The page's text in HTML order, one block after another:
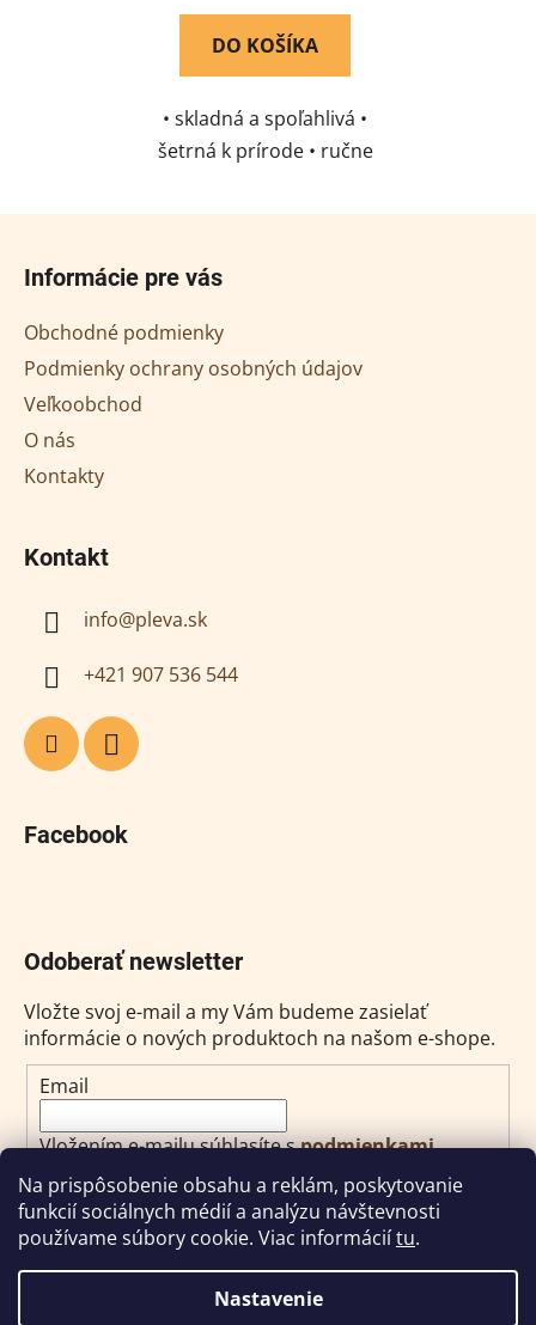
Na prispôsobenie obsahu a reklám, poskytovanie
funkcií sociálnych médií a analýzu návštevnosti
používame súbory cookie. Viac informáciítu.
Nastavenie
DO KOŠÍKA
• skladná a spoľahlivá •
šetrná k prírode • ručne
Informácie pre vás
Obchodné podmienky
Podmienky ochrany osobných údajov
Veľkoobchod
O nás
Kontakty
Kontakt
info@pleva.sk
+421 907 536 544
Facebook
Odoberať newsletter
Vložte svoj e-mail a my Vám budeme zasielať
informácie o nových produktoch na našom e-shope.
Email
Vložením e-mailu súhlasíte spodmienkami
ochrany osobných údajov
PRIHLÁSIŤ SA